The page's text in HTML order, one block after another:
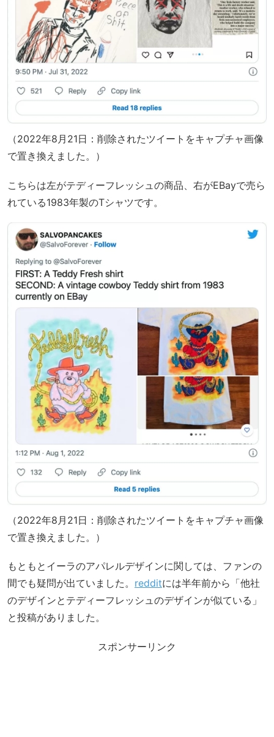
（2022年8月21日：削除されたツイートをキャプチャ画像
で置き換えました。）
こちらは左がテディーフレッシュの商品、右がEBayで売ら
れている1983年製のTシャツです。
（2022年8月21日：削除されたツイートをキャプチャ画像
で置き換えました。）
もともとイーラのアパレルデザインに関しては、ファンの
間でも疑問が出ていました。 redditには半年前から「他社
のデザインとテディーフレッシュのデザインが似ている」
と投稿がありました。
スポンサーリンク